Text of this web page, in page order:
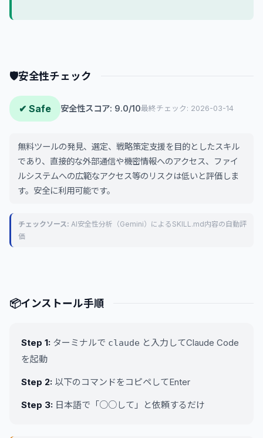
🛡安全性チェック
✔ Safe 安全性スコア: 9.0/10最終チェック: 2026-03-14
無料ツールの発見、選定、戦略策定支援を目的としたスキル
であり、直接的な外部通信や機密情報へのアクセス、ファイ
ルシステムへの広範なアクセス等のリスクは低いと評価しま
す。安全に利用可能です。
チェックソース: AI安全性分析（Gemini）によるSKILL.md内容の自動評
価
📦インストール手順
Step 1: ターミナルで claude と入力してClaude Code
を起動
Step 2: 以下のコマンドをコピペしてEnter
Step 3: 日本語で「○○して」と依頼するだけ